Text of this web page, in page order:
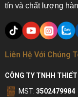
tín và chất lượng
Liên Hệ Với Chúng
CÔNG TY TNHH
MST: 3502479984